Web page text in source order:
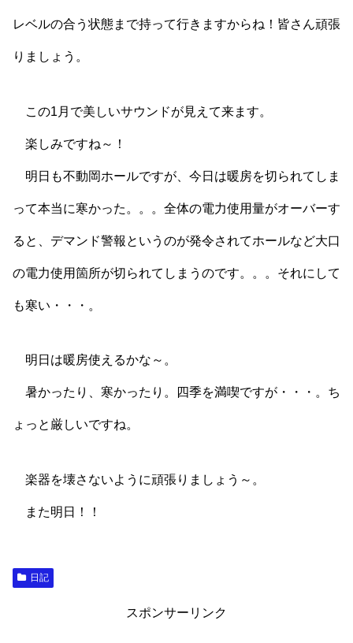
レベルの合う状態まで持って行きますからね！皆さん頑張
りましょう。
この1月で美しいサウンドが見えて来ます。
楽しみですね～！
明日も不動岡ホールですが、今日は暖房を切られてしま
って本当に寒かった。。。全体の電力使用量がオーバーす
ると、デマンド警報というのが発令されてホールなど大口
の電力使用箇所が切られてしまうのです。。。それにして
も寒い・・・。
明日は暖房使えるかな～。
暑かったり、寒かったり。四季を満喫ですが・・・。ち
ょっと厳しいですね。
楽器を壊さないように頑張りましょう～。
また明日！！
日記
スポンサーリンク